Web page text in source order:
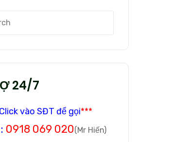
24/7
Click vào SĐT để gọi***
0918 069 020(Mr Hiến)